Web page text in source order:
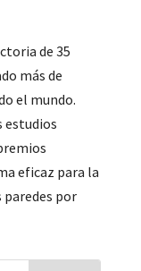
de 35
más de
el mundo.
estudios
eficaz para la
paredes por